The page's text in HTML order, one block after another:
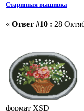
Старинная вышивка
« Ответ #10 : 28
формат XSD